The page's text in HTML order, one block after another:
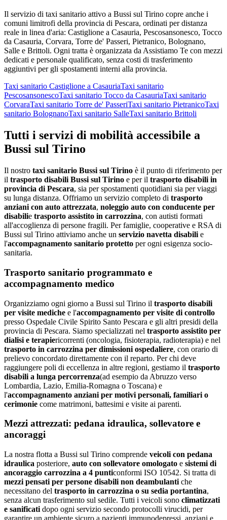
Il servizio di taxi sanitario attivo a Bussi sul Tirino copre anche i
comuni limitrofi della provincia di Pescara, ordinati per distanza
reale in linea d'aria: Castiglione a Casauria, Pescosansonesco, Tocco
da Casauria, Corvara, Torre de' Passeri, Pietranico, Bolognano,
Salle e Brittoli. Ogni tratta è organizzata da Assistiamo Te con mezzi
dedicati e personale qualificato, senza costi di trasferimento
aggiuntivi per gli spostamenti interni alla provincia.
Taxi sanitario Castiglione a CasauriaTaxi sanitario
PescosansonescoTaxi sanitario Tocco da CasauriaTaxi sanitario
CorvaraTaxi sanitario Torre de' PasseriTaxi sanitario PietranicoTaxi
sanitario BolognanoTaxi sanitario SalleTaxi sanitario Brittoli
Tutti i servizi di mobilità accessibile a
Bussi sul Tirino
Il nostro taxi sanitario Bussi sul Tirino è il punto di riferimento per
il trasporto disabili Bussi sul Tirino e per il trasporto disabili in
provincia di Pescara, sia per spostamenti quotidiani sia per viaggi
su lunga distanza. Offriamo un servizio completo di trasporto
anziani con auto attrezzata, noleggio auto con conducente per
disabilie trasporto assistito in carrozzina, con autisti formati
all'accoglienza di persone fragili. Per famiglie, cooperative e RSA di
Bussi sul Tirino attiviamo anche un servizio navetta disabili e
l'accompagnamento sanitario protetto per ogni esigenza socio-
sanitaria.
Trasporto sanitario programmato e
accompagnamento medico
Organizziamo ogni giorno a Bussi sul Tirino il trasporto disabili
per visite mediche e l'accompagnamento per visite di controllo
presso Ospedale Civile Spirito Santo Pescara e gli altri presidi della
provincia di Pescara. Siamo specializzati nel trasporto assistito per
dialisi e terapiericorrenti (oncologia, fisioterapia, radioterapia) e nel
trasporto in carrozzina per dimissioni ospedaliere, con orario di
prelievo concordato direttamente con il reparto. Per chi deve
raggiungere poli di eccellenza in altre regioni, gestiamo il trasporto
disabili a lunga percorrenza(ad esempio da Abruzzo verso
Lombardia, Lazio, Emilia-Romagna o Toscana) e
l'accompagnamento anziani per motivi personali, familiari o
cerimonie come matrimoni, battesimi e visite ai parenti.
Mezzi attrezzati: pedana idraulica, sollevatore e
ancoraggi
La nostra flotta a Bussi sul Tirino comprende veicoli con pedana
idraulica posteriore, auto con sollevatore omologato e sistemi di
ancoraggio carrozzina a 4 punticonformi ISO 10542. Si tratta di
mezzi pensati per persone disabili non deambulanti che
necessitano del trasporto in carrozzina o su sedia portantina,
senza alcun trasferimento sul sedile. Tutti i veicoli sono climatizzati
e sanificati dopo ogni servizio secondo protocolli virucidi, per